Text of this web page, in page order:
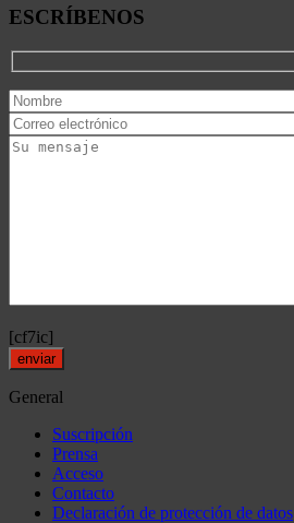
ESCRÍBENOS
[cf7ic]
General
Suscripción
Prensa
Acceso
Contacto
Declaración de protección de datos